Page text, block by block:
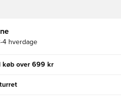
4 hverdage
køb over 699 kr